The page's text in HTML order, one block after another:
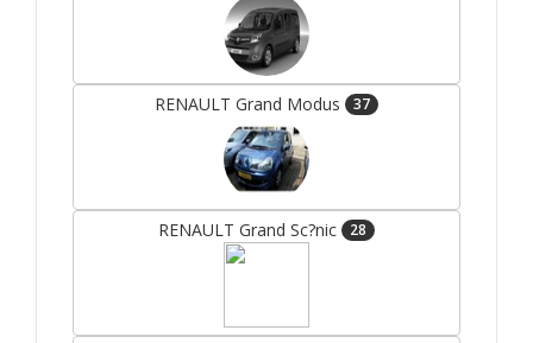
RENAULT Grand Modus 37
RENAULT Grand Sc?nic 28